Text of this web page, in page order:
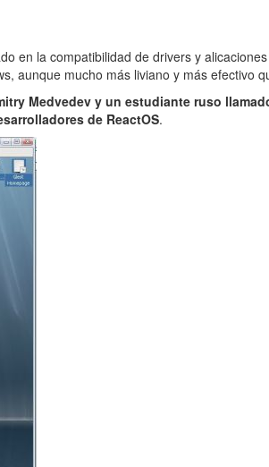
en la compatibilidad de drivers y
aunque mucho más liviano y más efectivo
Medvedev y un estudiante ruso
de ReactOS.